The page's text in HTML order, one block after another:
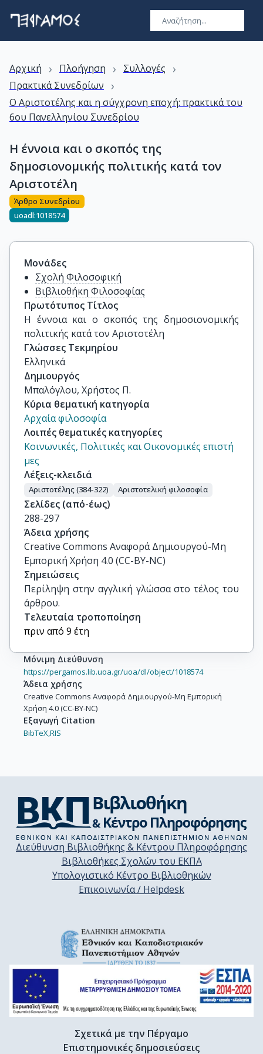
Αρχική › Πλοήγηση › Συλλογές ›
Πρακτικά Συνεδρίων ›
Ο Αριστοτέλης και η σύγχρονη εποχή: πρακτικά του
6ου Πανελληνίου Συνεδρίου
Η έννοια και ο σκοπός της
δημοσιονομικής πολιτικής κατά τον
Αριστοτέλη
Άρθρο Συνεδρίου
uoadl:1018574
Μονάδες
Σχολή Φιλοσοφική
Βιβλιοθήκη Φιλοσοφίας
Πρωτότυπος Τίτλος
Η έννοια και ο σκοπός της δημοσιονομικής
πολιτικής κατά τον Αριστοτέλη
Γλώσσες Τεκμηρίου
Ελληνικά
Δημιουργός
Μπαλόγλου, Χρήστος Π.
Κύρια θεματική κατηγορία
Αρχαία φιλοσοφία
Λοιπές θεματικές κατηγορίες
Κοινωνικές, Πολιτικές και Οικονομικές επιστή
μες
Λέξεις-κλειδιά
Αριστοτέλης (384-322) Αριστοτελική φιλοσοφία
Σελίδες (από-έως)
288-297
Άδεια χρήσης
Creative Commons Αναφορά Δημιουργού-Μη
Εμπορική Χρήση 4.0 (CC-BY-NC)
Σημειώσεις
Περίληψη στην αγγλική γλώσσα στο τέλος του
άρθρου.
Τελευταία τροποποίηση
πριν από 9 έτη
Μόνιμη Διεύθυνση
https://pergamos.lib.uoa.gr/uoa/dl/object/1018574
Άδεια χρήσης
Creative Commons Αναφορά Δημιουργού-Μη Εμπορική
Χρήση 4.0 (CC-BY-NC)
Εξαγωγή Citation
BibTeX,RIS
Διεύθυνση Βιβλιοθήκης & Κέντρου Πληροφόρησης
Βιβλιοθήκες Σχολών του ΕΚΠΑ
Υπολογιστικό Κέντρο Βιβλιοθηκών
Επικοινωνία / Helpdesk
Σχετικά με την Πέργαμο
Επιστημονικές δημοσιεύσεις